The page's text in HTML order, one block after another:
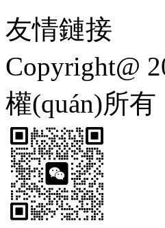
友情鏈接
Copyright@
權(quán)所